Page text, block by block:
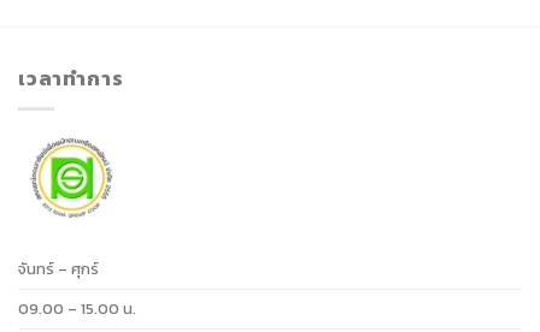
เวลาทำการ
จันทร์ – ศุกร์
09.00 – 15.00 น.